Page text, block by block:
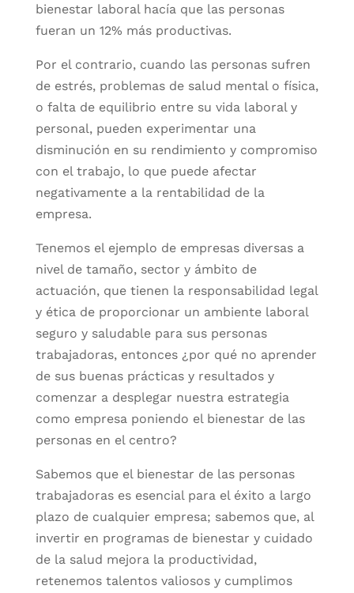
bienestar laboral hacía que las personas
fueran un 12% más productivas.
Por el contrario, cuando las personas sufren
de estrés, problemas de salud mental o física,
o falta de equilibrio entre su vida laboral y
personal, pueden experimentar una
disminución en su rendimiento y compromiso
con el trabajo, lo que puede afectar
negativamente a la rentabilidad de la
empresa.
Tenemos el ejemplo de empresas diversas a
nivel de tamaño, sector y ámbito de
actuación, que tienen la responsabilidad legal
y ética de proporcionar un ambiente laboral
seguro y saludable para sus personas
trabajadoras, entonces ¿por qué no aprender
de sus buenas prácticas y resultados y
comenzar a desplegar nuestra estrategia
como empresa poniendo el bienestar de las
personas en el centro?
Sabemos que el bienestar de las personas
trabajadoras es esencial para el éxito a largo
plazo de cualquier empresa; sabemos que, al
invertir en programas de bienestar y cuidado
de la salud mejora la productividad,
retenemos talentos valiosos y cumplimos